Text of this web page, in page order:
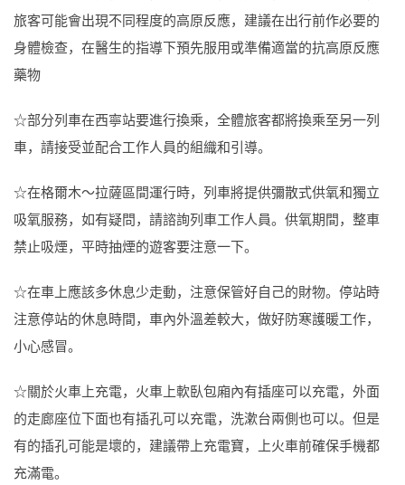
旅客可能會出現不同程度的高原反應，建議在出行前作必要的
身體檢查，在醫生的指導下預先服用或準備適當的抗高原反應
藥物
☆部分列車在西寧站要進行換乘，全體旅客都將換乘至另一列
車，請接受並配合工作人員的組織和引導。
☆在格爾木～拉薩區間運行時，列車將提供彌散式供氧和獨立
吸氧服務，如有疑問，請諮詢列車工作人員。供氧期間，整車
禁止吸煙，平時抽煙的遊客要注意一下。
☆在車上應該多休息少走動，注意保管好自己的財物。停站時
注意停站的休息時間，車內外溫差較大，做好防寒護暖工作，
小心感冒。
☆關於火車上充電，火車上軟臥包廂內有插座可以充電，外面
的走廊座位下面也有插孔可以充電，洗漱台兩側也可以。但是
有的插孔可能是壞的，建議帶上充電寶，上火車前確保手機都
充滿電。